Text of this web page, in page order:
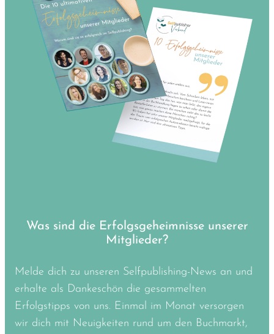
Was sind die Erfolgsgeheimnisse unserer
Mitglieder?
Melde dich zu unseren Selfpublishing-News an und
erhalte als Dankeschön die gesammelten
Erfolgstipps von uns. Einmal im Monat versorgen
wir dich mit Neuigkeiten rund um den Buchmarkt,